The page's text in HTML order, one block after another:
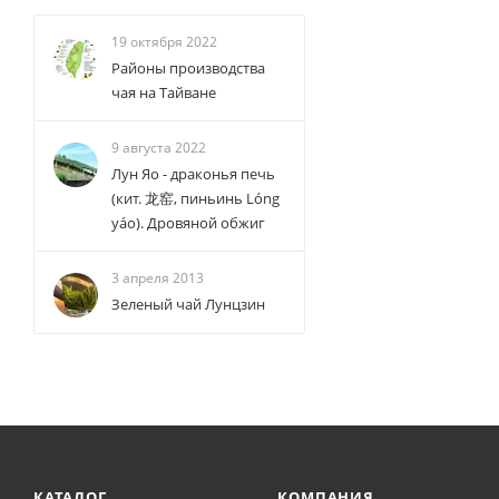
19 октября 2022
Районы производства
чая на Тайване
9 августа 2022
Лун Яо - драконья печь
(кит. 龙窑, пиньинь Lóng
yáo). Дровяной обжиг
3 апреля 2013
Зеленый чай Лунцзин